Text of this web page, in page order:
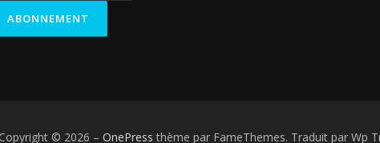
Copyright © 2026 – OnePress thème par FameThemes. Traduit par Wp